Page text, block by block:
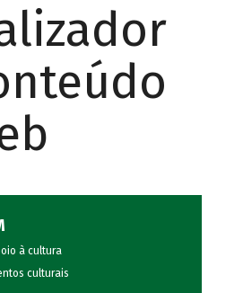
à cultura
culturais